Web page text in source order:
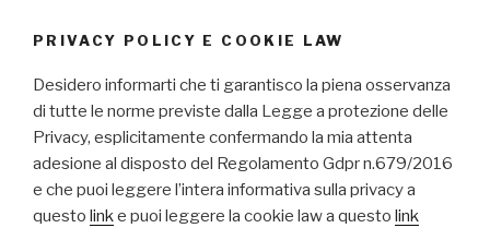
PRIVACY POLICY E COOKIE LAW
Desidero informarti che ti garantisco la piena osservanza
di tutte le norme previste dalla Legge a protezione delle
Privacy, esplicitamente confermando la mia attenta
adesione al disposto del Regolamento Gdpr n.679/2016
e che puoi leggere l’intera informativa sulla privacy a
questo linke puoi leggere la cookie law a questo link